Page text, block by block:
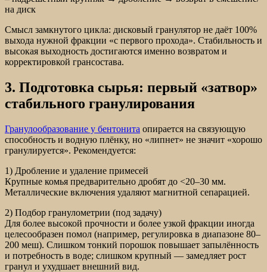
на диск
Смысл замкнутого цикла: дисковый гранулятор не даёт 100%
выхода нужной фракции «с первого прохода». Стабильность и
высокая выходность достигаются именно возвратом и
корректировкой грансостава.
3. Подготовка сырья: первый «затвор»
стабильного гранулирования
Гранулообразование у бентонита опирается на связующую
способность и водную плёнку, но «липнет» не значит «хорошо
гранулируется». Рекомендуется:
1) Дробление и удаление примесей
Крупные комья предварительно дробят до <20–30 мм.
Металлические включения удаляют магнитной сепарацией.
2) Подбор гранулометрии (под задачу)
Для более высокой прочности и более узкой фракции иногда
целесообразен помол (например, регулировка в диапазоне 80–
200 меш). Слишком тонкий порошок повышает запылённость
и потребность в воде; слишком крупный — замедляет рост
гранул и ухудшает внешний вид.